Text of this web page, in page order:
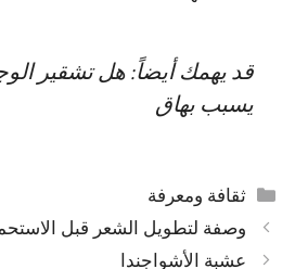
قد يهمك أيضاً:هل تشقير
يسبب بهاق
التصنيفات
ثقافة ومعرفة
وصفة لتطويل الشعر قبل
عشبة الأشواجندا